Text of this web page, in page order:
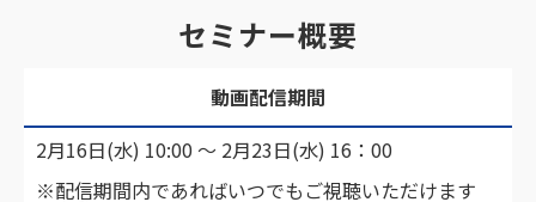
セミナー概要
動画配信期間
2月16日(水) 10:00 ～ 2月23日(水) 16：00
※配信期間内であればいつでもご視聴いただけます